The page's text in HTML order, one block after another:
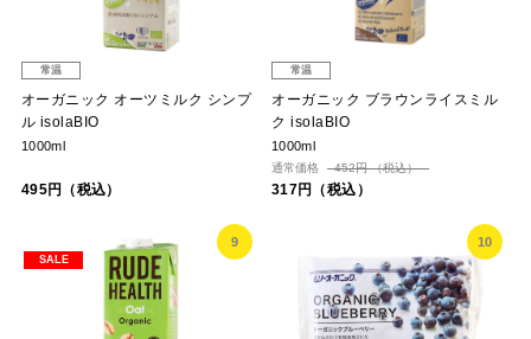
常温
オーガニック オーツミルク シンプ
ル isolaBIO
1000ml
495円（税込）
常温
オーガニック ブラウンライスミル
ク isolaBIO
1000ml
通常価格 452円 （税込）
317円（税込）
9
SALE
10